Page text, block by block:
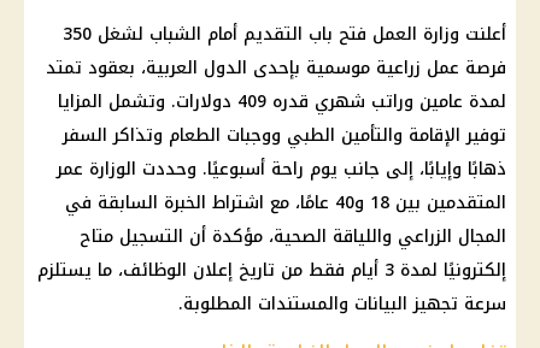
أعلنت وزارة العمل فتح باب التقديم أمام الشباب لشغل 350
فرصة عمل زراعية موسمية بإحدى الدول العربية، بعقود تمتد
لمدة عامين وراتب شهري قدره 409 دولارات. وتشمل المزايا
توفير الإقامة والتأمين الطبي ووجبات الطعام وتذاكر السفر
ذهابًا وإيابًا، إلى جانب يوم راحة أسبوعيًا. وحددت الوزارة عمر
المتقدمين بين 18 و40 عامًا، مع اشتراط الخبرة السابقة في
المجال الزراعي واللياقة الصحية، مؤكدة أن التسجيل متاح
إلكترونيًا لمدة 3 أيام فقط من تاريخ إعلان الوظائف، ما يستلزم
سرعة تجهيز البيانات والمستندات المطلوبة.